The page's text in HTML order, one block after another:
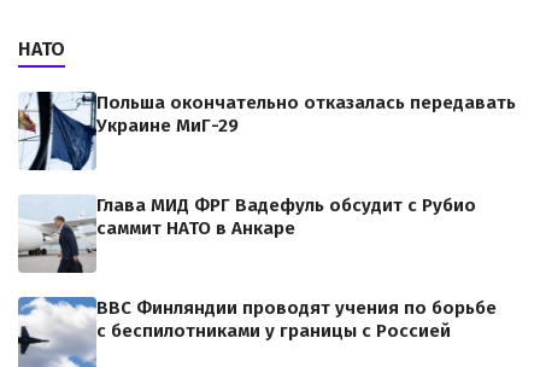
НАТО
Польша окончательно отказалась передавать
Украине МиГ-29
Глава МИД ФРГ Вадефуль обсудит с Рубио
саммит НАТО в Анкаре
ВВС Финляндии проводят учения по борьбе
с беспилотниками у границы с Россией